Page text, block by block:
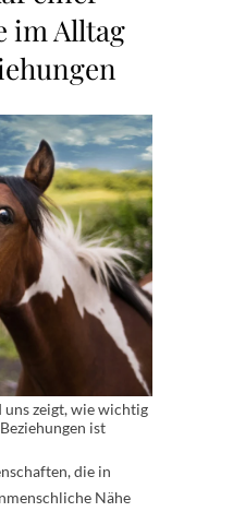
im Alltag
uns zeigt, wie wichtig
ist
die in
Nähe